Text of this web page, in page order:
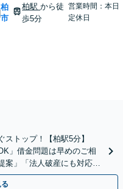
|
柏
市
柏駅から徒
歩5分
営業時間：本日
定休日
ストップ！【柏駅5分】
」借金問題は早めのご相
案」「法人破産にも対応」
割・後払い対応】